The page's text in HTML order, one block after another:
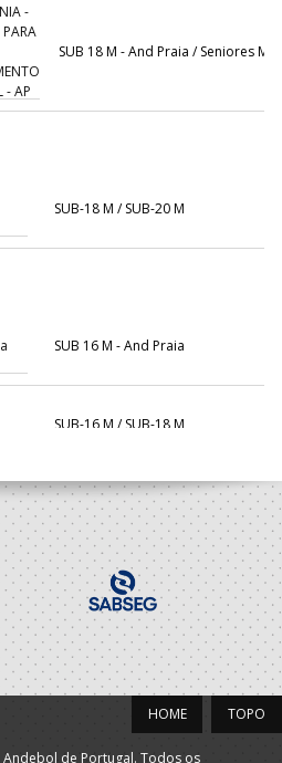
-
- AP
SUB 18 M - And Praia / Seniores M
SUB-18 M / SUB-20 M
SUB 16 M - And Praia
SUB-16 M / SUB-18 M
SUB-16 M
SUB 16 M - And Praia
TOPO
HOME
de Portugal. Todos os